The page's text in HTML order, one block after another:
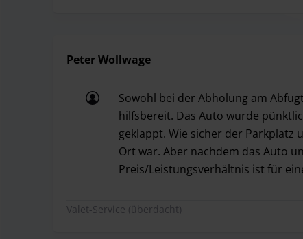
Peter Wollwage
Sowohl bei der Abholung am
hilfsbereit. Das Auto wurde
geklappt. Wie sicher der
Ort war. Aber nachdem das Auto
Preis/Leistungsverhältnis ist für
Valet-Service (überdacht)